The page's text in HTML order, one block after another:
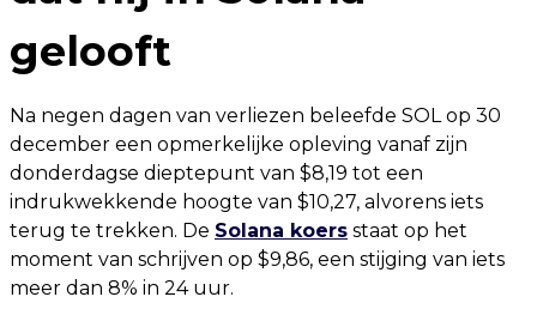
gelooft
Na negen dagen van verliezen beleefde SOL op 30
december een opmerkelijke opleving vanaf zijn
donderdagse dieptepunt van $8,19 tot een
indrukwekkende hoogte van $10,27, alvorens iets
terug te trekken. De Solana koers staat op het
moment van schrijven op $9,86, een stijging van iets
meer dan 8% in 24 uur.